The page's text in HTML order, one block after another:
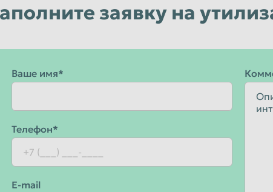
заявку на
Ваше имя*
Телефон*
E-mail